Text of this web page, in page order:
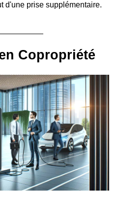
d'une prise supplémentaire.
Copropriété